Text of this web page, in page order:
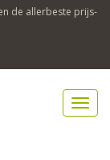
de allerbeste prijs-